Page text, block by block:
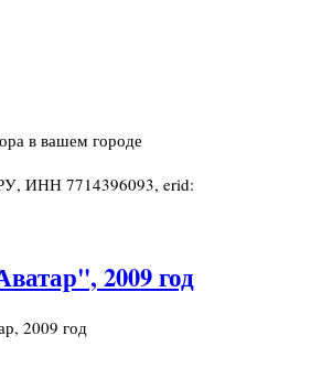
в вашем городе
ИНН 7714396093, erid:
2009 год